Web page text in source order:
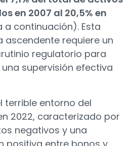
en 2007 al 20,5% en
a continuación). Esta
ascendente requiere un
regulatorio para
supervisión efectiva
terrible entorno del
2022, caracterizado por
negativos y una